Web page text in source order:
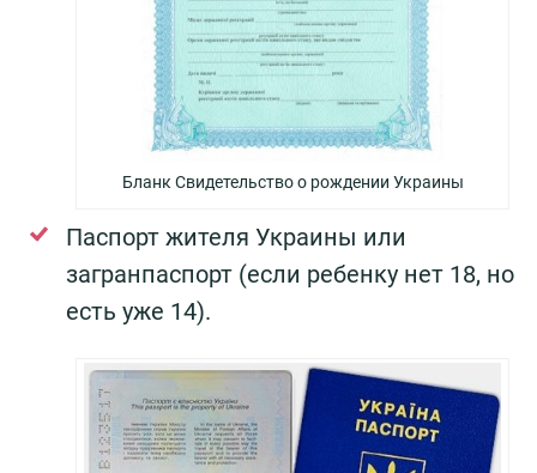
Бланк Свидетельство о рождении Украины
Паспорт жителя Украины или
загранпаспорт (если ребенку нет 18, но
есть уже 14).